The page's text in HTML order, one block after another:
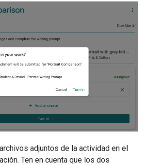
adjuntos de la actividad en el
Ten en cuenta que los dos